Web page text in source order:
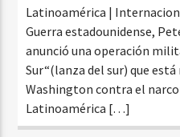
Latinoamérica |
Guerra estadounidense,
anunció una operación
Sur“(lanza del sur) que
Washington contra el
Latinoamérica […]